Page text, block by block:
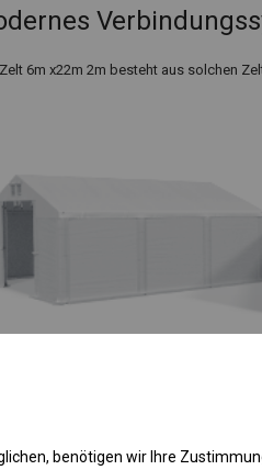
6m x22m 2m besteht aus solchen
benötigen wir Ihre